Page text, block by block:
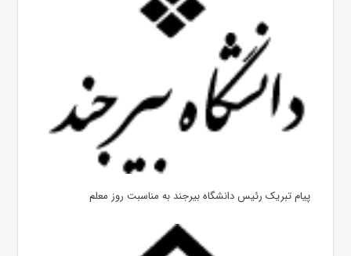
پیام تبریک رئیس دانشگاه بیرجند به مناسبت روز معلم